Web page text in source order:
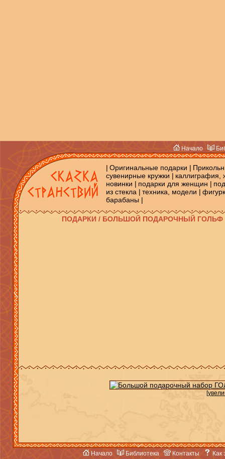
Начало
| Оригинальные подарки |
сувенирные кружки | каллиграфия,
новинки | подарки для женщин |
из стекла | техника, модели |
барабаны |
ПОДАРКИ / БОЛЬШОЙ ПОДАРОЧНЫЙ
Начало Библиотека Контакты Как